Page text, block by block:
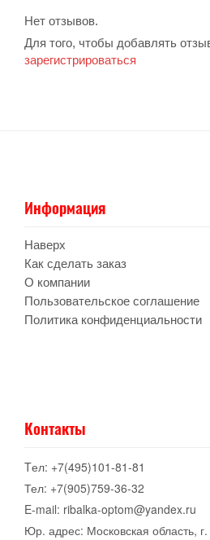
Нет отзывов.
Для того, чтобы добавлять
зарегистрироваться
Информация
Наверх
Как сделать заказ
О компании
Пользовательское соглашение
Политика конфиденциальности
Контакты
Tел: +7(495)101-81-81
Тел: +7(905)759-36-32
E-mail: ribalka-optom@yandex.ru
Юр. адрес: Московская область, г.